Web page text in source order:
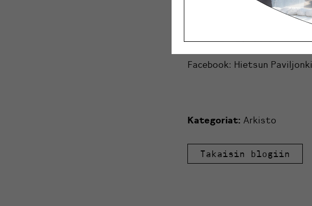
Facebook: Hietsun Paviljonki
Kategoriat: Arkisto
Takaisin blogiin